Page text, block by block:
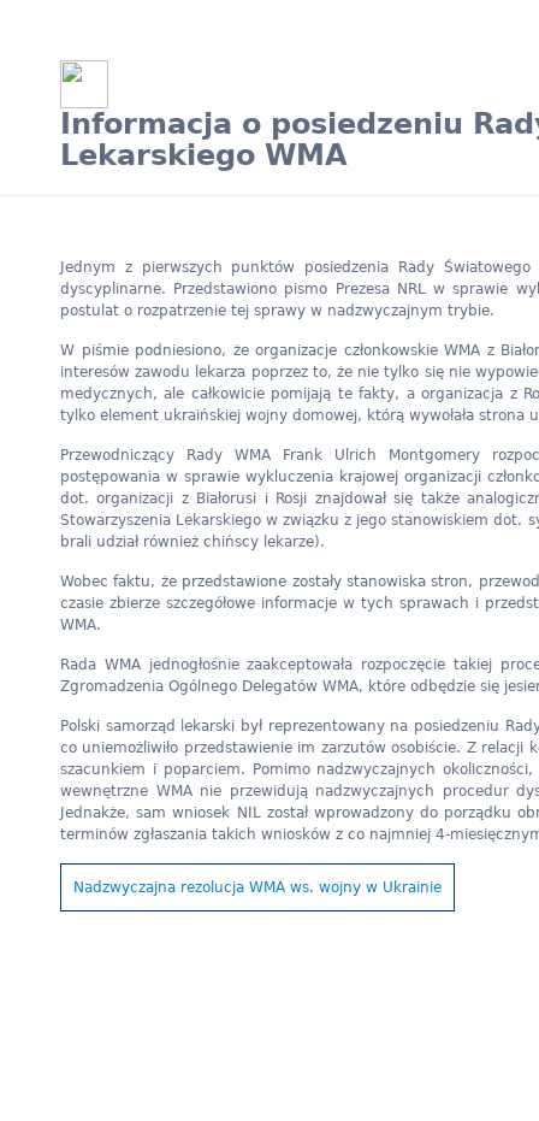
Informacja o posiedzeniu
Lekarskiego WMA
Jednym z pierwszych punktów posiedzenia Rady
dyscyplinarne. Przedstawiono pismo Prezesa NRL w sprawie
postulat o rozpatrzenie tej sprawy w nadzwyczajnym trybie.
W piśmie podniesiono, że organizacje członkowskie WMA z
interesów zawodu lekarza poprzez to, że nie tylko się nie
medycznych, ale całkowicie pomijają te fakty, a organizacja z
tylko element ukraińskiej wojny domowej, którą wywołała strona
Przewodniczący Rady WMA Frank Ulrich Montgomery
postępowania w sprawie wykluczenia krajowej organizacji
dot. organizacji z Białorusi i Rosji znajdował się także
Stowarzyszenia Lekarskiego w związku z jego stanowiskiem
brali udział również chińscy lekarze).
Wobec faktu, że przedstawione zostały stanowiska stron,
czasie zbierze szczegółowe informacje w tych sprawach i
WMA.
Rada WMA jednogłośnie zaakceptowała rozpoczęcie takiej
Zgromadzenia Ogólnego Delegatów WMA, które odbędzie się
Polski samorząd lekarski był reprezentowany na posiedzeniu
co uniemożliwiło przedstawienie im zarzutów osobiście. Z relacji
szacunkiem i poparciem. Pomimo nadzwyczajnych
wewnętrzne WMA nie przewidują nadzwyczajnych procedur
Jednakże, sam wniosek NIL został wprowadzony do porządku
terminów zgłaszania takich wniosków z co najmniej 4-
Nadzwyczajna rezolucja WMA ws. wojny w Ukrainie